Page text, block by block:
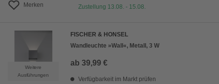
Merken
Zustellung 13.08. - 15.08.
Weitere
Ausführungen
FISCHER & HONSEL
Wandleuchte »Wall«, Metall, 3 W
ab 39,99 €
Verfügbarkeit im Markt prüfen